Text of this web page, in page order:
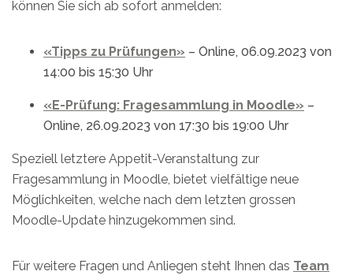
können Sie sich ab sofort anmelden:
«Tipps zu Prüfungen» – Online, 06.09.2023 von
14:00 bis 15:30 Uhr
«E-Prüfung: Fragesammlung in Moodle» –
Online, 26.09.2023 von 17:30 bis 19:00 Uhr
Speziell letztere Appetit-Veranstaltung zur
Fragesammlung in Moodle, bietet vielfältige neue
Möglichkeiten, welche nach dem letzten grossen
Moodle-Update hinzugekommen sind.
Für weitere Fragen und Anliegen steht Ihnen das Team